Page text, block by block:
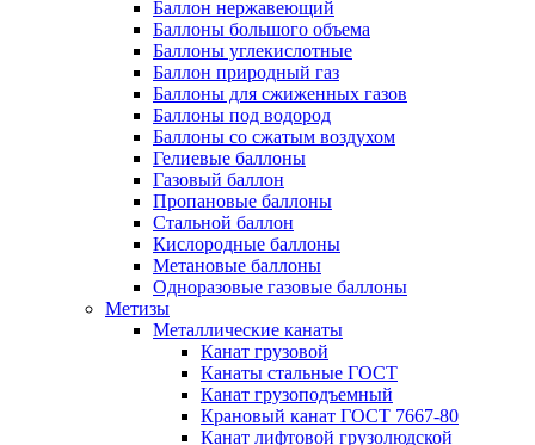
Баллон нержавеющий
Баллоны большого объема
Баллоны углекислотные
Баллон природный газ
Баллоны для сжиженных газов
Баллоны под водород
Баллоны со сжатым воздухом
Гелиевые баллоны
Газовый баллон
Пропановые баллоны
Стальной баллон
Кислородные баллоны
Метановые баллоны
Одноразовые газовые баллоны
Метизы
Металлические канаты
Канат грузовой
Канаты стальные ГОСТ
Канат грузоподъемный
Крановый канат ГОСТ 7667-80
Канат лифтовой грузолюдской